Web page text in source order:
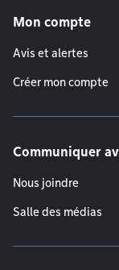
Mon compte
Avis et alertes
Créer mon compte
Communiquer
Nous joindre
Salle des médias